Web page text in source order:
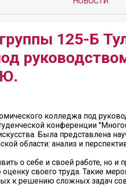
125-Б
Ю.
колледжа под
конференции
Была представлена
области: анализ и
о себе и своей работе, но и
своего труда. Такие
к решению сложных задач